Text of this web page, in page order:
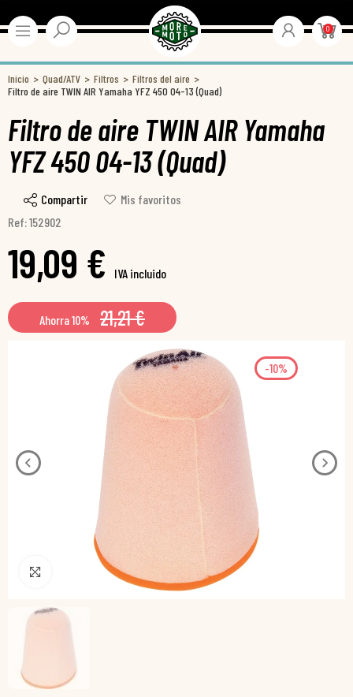
0
Inicio Quad/ATV Filtros
Filtros del aire
Filtro de aire TWIN AIR Yamaha YFZ 450 04-13 (Quad)
Filtro de aire TWIN AIR Yamaha
YFZ 450 04-13 (Quad)
Compartir
Mis favoritos
Ref: 152902
19,09 € IVA incluido
Ahorra 10% 21,21 €
-10%
Pincha para agrandar